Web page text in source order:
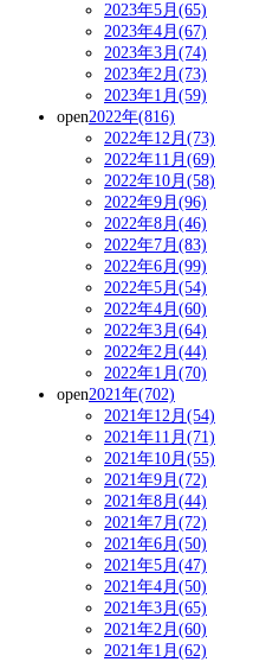
2023年5月(65)
2023年4月(67)
2023年3月(74)
2023年2月(73)
2023年1月(59)
open2022年(816)
2022年12月(73)
2022年11月(69)
2022年10月(58)
2022年9月(96)
2022年8月(46)
2022年7月(83)
2022年6月(99)
2022年5月(54)
2022年4月(60)
2022年3月(64)
2022年2月(44)
2022年1月(70)
open2021年(702)
2021年12月(54)
2021年11月(71)
2021年10月(55)
2021年9月(72)
2021年8月(44)
2021年7月(72)
2021年6月(50)
2021年5月(47)
2021年4月(50)
2021年3月(65)
2021年2月(60)
2021年1月(62)